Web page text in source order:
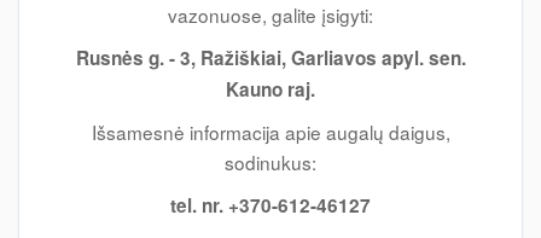
vazonuose, galite įsigyti:
Rusnės g. - 3, Ražiškiai, Garliavos apyl. sen.
Kauno raj.
Išsamesnė informacija apie augalų daigus,
sodinukus:
tel. nr. +370-612-46127